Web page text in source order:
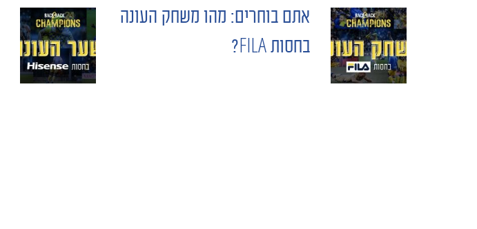
POST
NAVIGATION
אתם בוחרים: מהו משחק העונה
בחסות FILA?